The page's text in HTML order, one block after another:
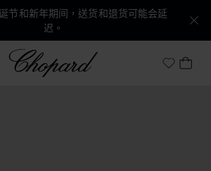
节和新年期间，送货和退货可能会延
迟。
Chopard
My我